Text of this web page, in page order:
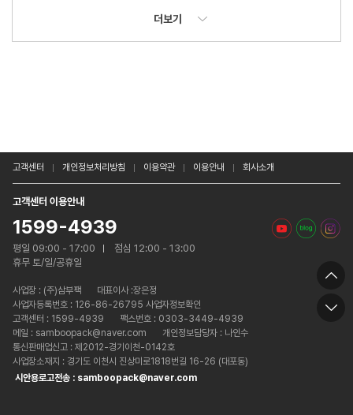
더보기
고객센터 개인정보처리방침 이용약관 이용안내 회사소개
고객센터 이용안내
1599-4939
평일 09:00 - 17:00
점심 12:00 - 13:00
휴무 토/일/공휴일
사업장 : (주)삼부팩
대표이사 :장은정
사업자등록번호 : 126-86-26795 사업자정보확인
고객센터 : 1599-4939
팩스번호 : 0303-3449-4939
메일 : samboopack@naver.com
개인정보담당자 : 나인수
통신판매업신고 : 제2012-경기이천-0142호
사업장소재지 : 경기도 이천시 진상미로1818번길 16-26 (대포동)
시안용로고전송 : samboopack@naver.com